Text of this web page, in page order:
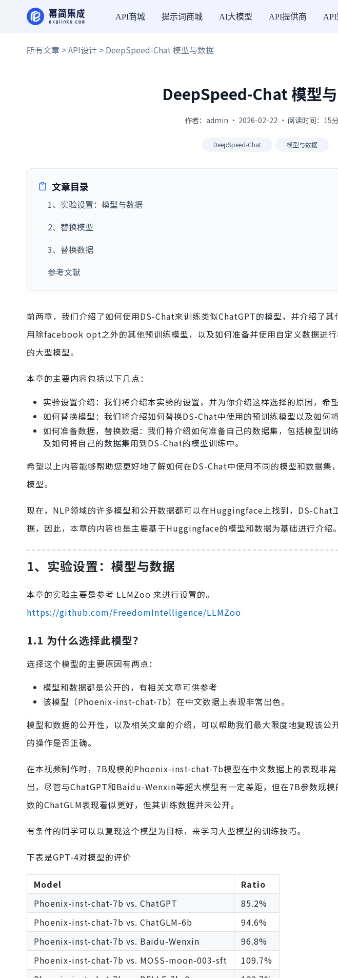
API商城 提示词商城 AI大模型 API提供商
所有文章 >API设计 > DeepSpeed-Chat 模型与数据
DeepSpeed-Chat 模型
作者：admin · 2026-02-22 · 阅读时间：15
DeepSpeed-Chat 模型与数据
文章目录
1、实验设置：模型与数据
2、替换模型
3、替换数据
参考文献
前两章，我们介绍了如何使用DS-Chat来训练类似ChatGPT的模型，并介绍了
用除facebook opt之外的其他预训练模型，以及如何准备并使用自定义数据进
的大型模型。
本章的主要内容包括以下几点：
实验设置介绍：我们将介绍本实验的设置，并为你介绍这样选择的原因，希
如何替换模型：我们将介绍如何替换DS-Chat中使用的预训练模型以及如何
如何准备数据，替换数据：我们将介绍如何准备自己的数据集，包括模型训
及如何将自己的数据集用到DS-Chat的模型训练中。
希望以上内容能够帮助您更好地了解如何在DS-Chat中使用不同的模型和数据集
模型。
现在，NLP领域的许多模型和公开数据都可以在Huggingface上找到，DS-
据，因此，本章的内容也是主要基于Huggingface的模型和数据为基础进行介绍。
1、实验设置：模型与数据
本章的实验主要是参考 LLMZoo 来进行设置的。
https://github.com/FreedomIntelligence/LLMZoo
1.1 为什么选择此模型？
选择这个模型的主要原因有两点：
模型和数据都是公开的，有相关文章可供参考
该模型（Phoenix-inst-chat-7b）在中文数据上表现非常出色。
模型和数据的公开性，以及相关文章的介绍，可以帮助我们最大限度地复现该公
的操作是否正确。
在本视频制作时，7B规模的Phoenix-inst-chat-7b模型在中文数据上的表现非
出，尽管与ChatGPT和Baidu-Wenxin等超大模型有一定差距，但在7B参数规
数的ChatGLM表现看似更好，但其训练数据并未公开。
有条件的同学可以以复现这个模型为目标，来学习大型模型的训练技巧。
下表是GPT-4对模型的评价
Model
Ratio
Phoenix-inst-chat-7b vs. ChatGPT
85.2%
Phoenix-inst-chat-7b vs. ChatGLM-6b
94.6%
Phoenix-inst-chat-7b vs. Baidu-Wenxin
96.8%
Phoenix-inst-chat-7b vs. MOSS-moon-003-sft
109.7%